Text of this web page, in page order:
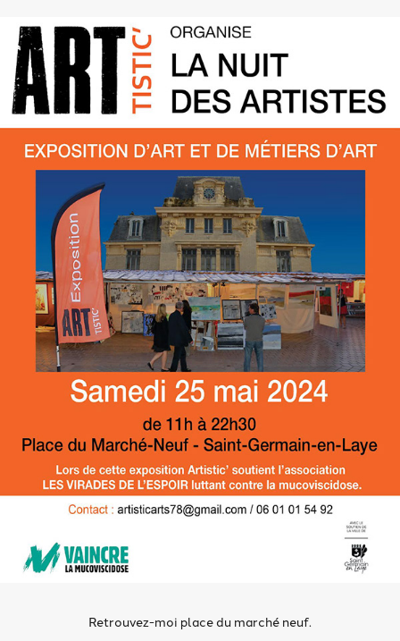
Retrouvez-moi place du marché neuf.